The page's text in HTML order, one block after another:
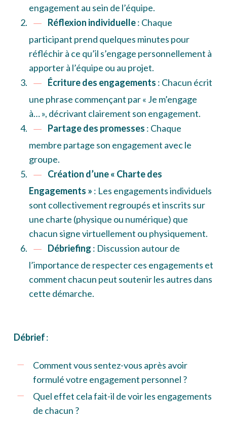
engagement au sein de l’équipe.
Réflexion individuelle: Chaque
participant prend quelques minutes pour
réfléchir à ce qu’il s’engage personnellement à
apporter à l’équipe ou au projet.
Écriture des engagements : Chacun écrit
une phrase commençant par « Je m’engage
à… », décrivant clairement son engagement.
Partage des promesses : Chaque
membre partage son engagement avec le
groupe.
Création d’une « Charte des
Engagements » : Les engagements individuels
sont collectivement regroupés et inscrits sur
une charte (physique ou numérique) que
chacun signe virtuellement ou physiquement.
Débriefing : Discussion autour de
l’importance de respecter ces engagements et
comment chacun peut soutenir les autres dans
cette démarche.
Débrief:
Comment vous sentez-vous après avoir
formulé votre engagement personnel ?
Quel effet cela fait-il de voir les engagements
de chacun ?